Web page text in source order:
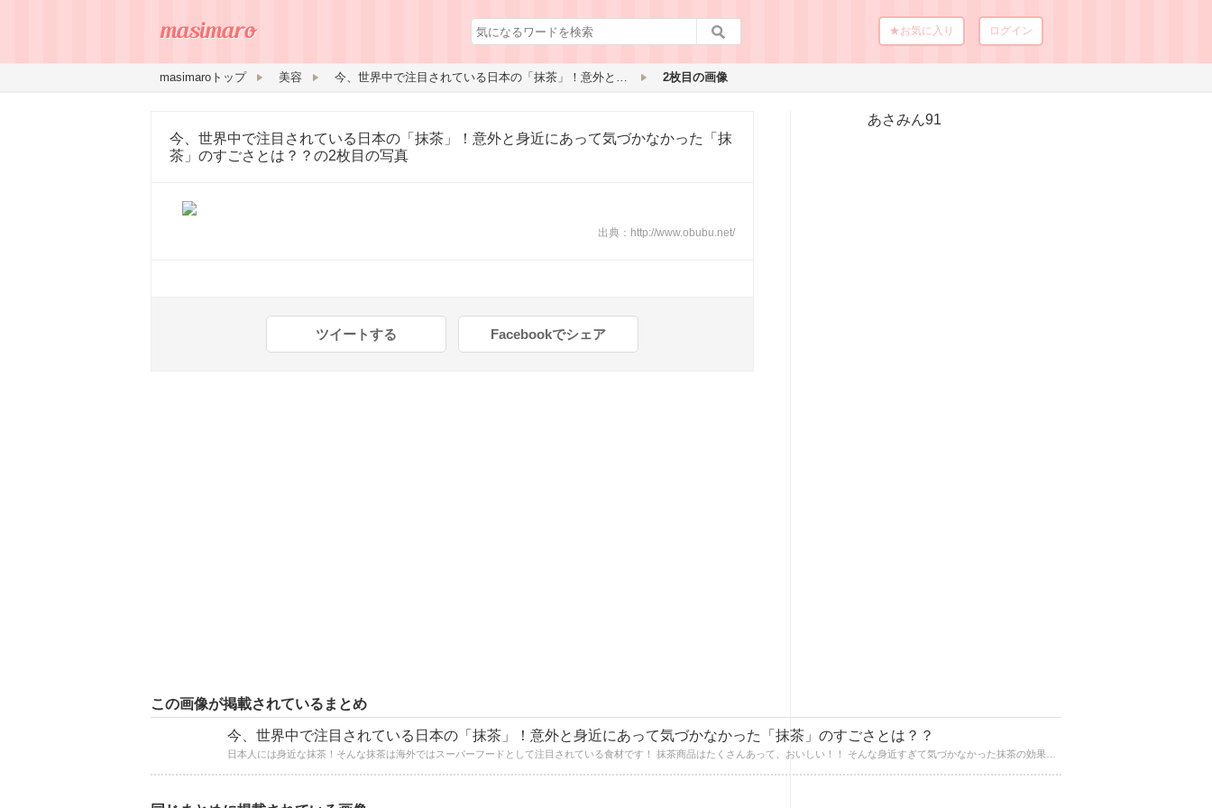
★お気に入り ログイン
masimaroトップ 美容 今、世界中で注目されている日本の「抹茶」！意外と身近にあって気づかなかった「抹茶」のすごさとは？？ 2枚目の画像
今、世界中で注目されている日本の「抹茶」！意外と身近にあって気づかなかった「抹
茶」のすごさとは？？ の2枚目の写真
出典： http://www.obubu.net/
ツイートする Facebookでシェア
あさみん91
この画像が掲載されているまとめ
今、世界中で注目されている日本の「抹茶」！意外と身近にあって気づかなかった「抹茶」のすごさとは？？